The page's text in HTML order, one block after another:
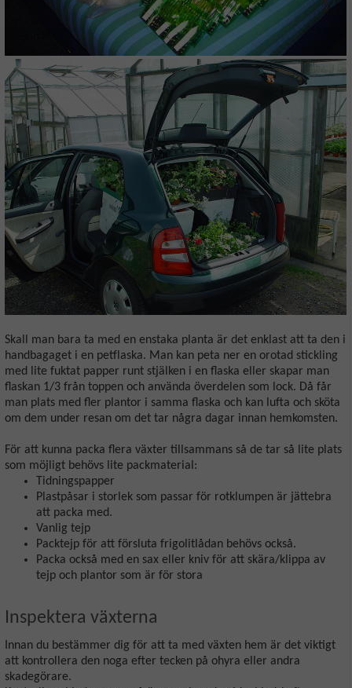
Skall man bara ta med en enstaka planta är det enklast att ta den i
handbagaget i en petflaska. Man kan peta ner en orotad stickling
med lite fuktat papper runt stjälken i en flaska eller skapar man
flaskan 1/3 från toppen och använda överdelen som lock. Då får
man plats med fler plantor i samma flaska och kan lufta och sköta
om dem under resan om det tar några dagar innan hemkomsten.
För att kunna packa flera växter tillsammans så de tar så lite plats
som möjligt behövs lite packmaterial:
Tidningspapper
Plastpåsar i storlek som passar för rotklumpen är jättebra
att packa med.
Vanlig tejp
Packtejp för att försluta frigolitlådan behövs också.
Packa också med en sax eller kniv för att skära/klippa av
tejp och plantor som är för stora
Inspektera växterna
Innan du bestämmer dig för att ta med växten hem är det viktigt
att kontrollera den noga efter tecken på ohyra eller andra
skadegörare.